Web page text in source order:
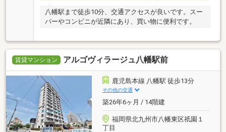
八幡駅まで徒歩10分、交通アクセスが良いです。スー
パーやコンビニが近隣にあり、買い物に便利です。
賃貸マンション アルゴヴィラージュ八幡駅前
鹿児島本線 八幡駅 徒歩13分
その他の交通
築26年6ヶ月 / 14階建
福岡県北九州市八幡東区祇園１
丁目